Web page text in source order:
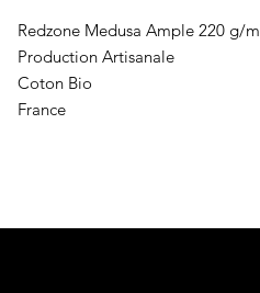
Redzone Medusa Ample 220 g/
Production Artisanale
Coton Bio
France